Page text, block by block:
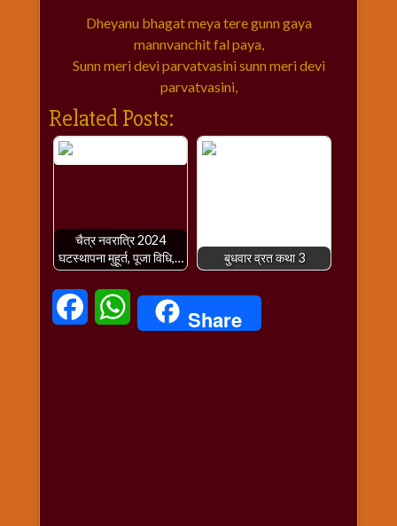
Dheyanu bhagat meya tere gunn gaya
mannvanchit fal paya,
Sunn meri devi parvatvasini sunn meri devi
parvatvasini,
Related Posts:
चैत्र नवरात्रि 2024
घटस्थापना मुहूर्त, पूजा विधि,…
बुधवार व्रत कथा 3
FacebookWhatsAppShare